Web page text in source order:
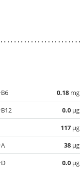
0.18 mg
0.0 µg
117 µg
38 µg
0.0 µg